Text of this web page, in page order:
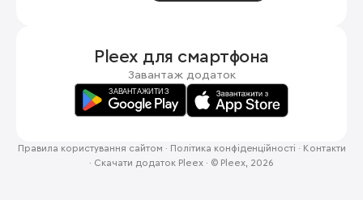
Pleex для смартфона
Завантаж додаток
Правила користування сайтом · Політика конфіденційності · Контакти
· Скачати додаток Pleex · © Pleex, 2026